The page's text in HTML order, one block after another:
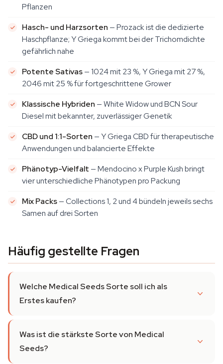
Pflanzen
Hasch- und Harzsorten — Prozack ist die dedizierte
Haschpflanze; Y Griega kommt bei der Trichomdichte
gefährlich nahe
Potente Sativas— 1024 mit 23 %, Y Griega mit 27 %,
2046 mit 25 % für fortgeschrittene Grower
Klassische Hybriden — White Widow und BCN Sour
Diesel mit bekannter, zuverlässiger Genetik
CBD und 1:1-Sorten — Y Griega CBD für therapeutische
Anwendungen und balancierte Effekte
Phänotyp-Vielfalt — Mendocino x Purple Kush bringt
vier unterschiedliche Phänotypen pro Packung
Mix Packs— Collections 1, 2 und 4 bündeln jeweils sechs
Samen auf drei Sorten
Häufig gestellte Fragen
Welche Medical Seeds Sorte soll ich als
Erstes kaufen?
Was ist die stärkste Sorte von Medical
Seeds?